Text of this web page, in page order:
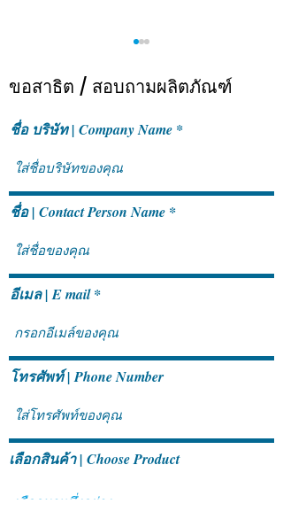
SAP Business One: Myth vs
Fact เรื่องที่หลายองค์กร
ขอสาธิต / สอบถามผลิตภัณฑ์
ชื่อ บริษัท | Company Name
ชื่อ | Contact Person Name
อีเมล | E mail
โทรศัพท์ | Phone Number
เลือกสินค้า | Choose Product